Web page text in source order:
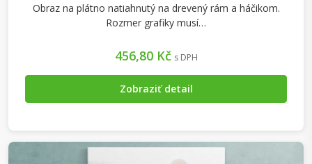
Obraz na plátno natiahnutý na drevený rám a háčikom.
Rozmer grafiky musí…
456,80 Kč s DPH
Zobraziť detail